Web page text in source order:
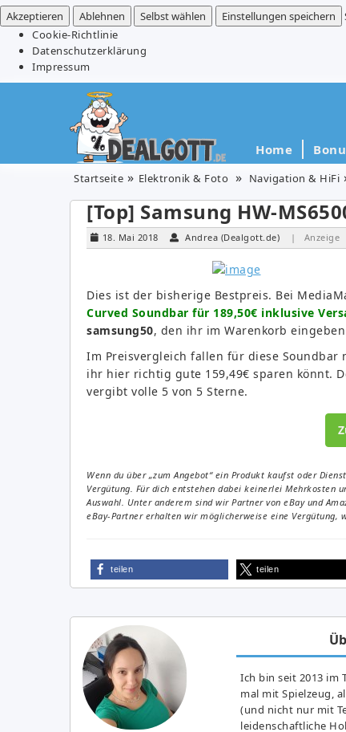
Akzeptieren
Ablehnen Selbst wählen Einstellungen speichern
Cookie-Richtlinie
Datenschutzerklärung
Impressum
Home
Startseite Elektronik & Foto Navigation & HiFi
[Top] Samsung HW-
18. Mai 2018 Andrea (Dealgott.de) | Anzeige
Dies ist der bisherige Bestpreis. Bei
Curved Soundbar für 189,50€ inklusive
samsung50, den ihr im Warenkorb
Im Preisvergleich fallen für diese Soundbar
ihr hier richtig gute 159,49€ sparen könnt.
vergibt volle 5 von 5 Sterne.
Wenn du über „zum Angebot“ ein Produkt kaufst oder
Vergütung. Für dich entstehen dabei keinerlei Mehrkosten
Auswahl. Unter anderem sind wir Partner von eBay und
eBay-Partner erhalten wir möglicherweise eine Vergütung,
teilen teilen
Ich bin seit 2013 im
mal mit Spielzeug,
(und nicht nur mit
leidenschaftliche